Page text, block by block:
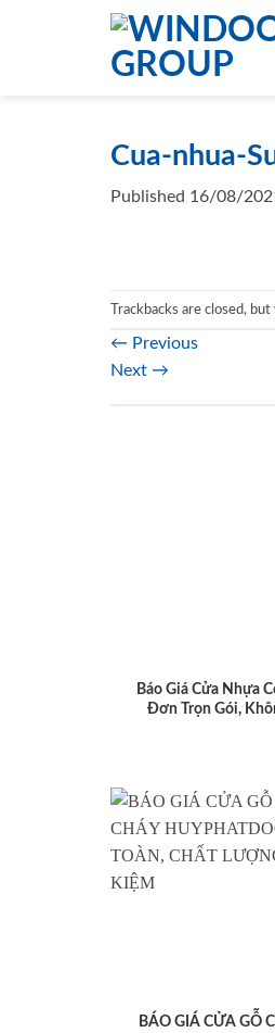
Cua-nhua-
Published 16/08/
Trackbacks are closed, but
← Previous
Next →
Báo Giá Cửa Nhựa
Đơn Trọn Gói,
BÁO GIÁ CỬA GỖ